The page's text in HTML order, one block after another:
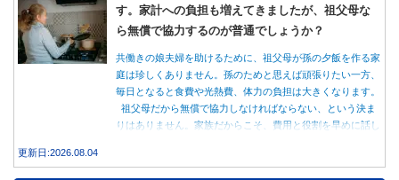
す。家計への負担も増えてきましたが、祖父母な
ら無償で協力するのが普通でしょうか？
共働きの娘夫婦を助けるために、祖父母が孫の夕飯を作る家
庭は珍しくありません。孫のためと思えば頑張りたい一方、
毎日となると食費や光熱費、体力の負担は大きくなります。
祖父母だから無償で協力しなければならない、という決ま
りはありません。家族だからこそ、費用と役割を早めに話し
更新日:2026.08.04